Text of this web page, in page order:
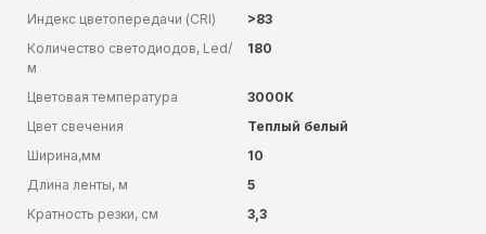
Индекс цветопередачи (CRI)
>83
Количество светодиодов, Led/
м
180
Цветовая температура
3000К
Цвет свечения
Теплый белый
Ширина,мм
10
Длина ленты, м
5
Кратность резки, см
3,3